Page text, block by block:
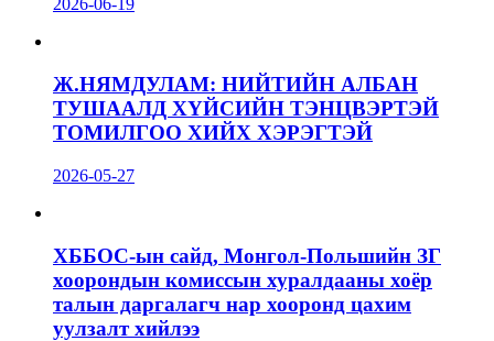
2026-06-19
Ж.НЯМДУЛАМ: НИЙТИЙН АЛБАН
ТУШААЛД ХҮЙСИЙН ТЭНЦВЭРТЭЙ
ТОМИЛГОО ХИЙХ ХЭРЭГТЭЙ
2026-05-27
ХББОС-ын сайд, Монгол-Польшийн ЗГ
хоорондын комиссын хуралдааны хоёр
талын даргалагч нар хооронд цахим
уулзалт хийлээ